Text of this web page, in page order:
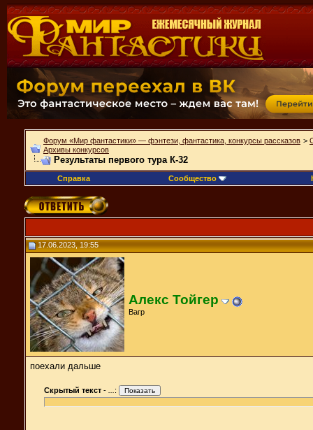
Форум «Мир фантастики» — фэнтези, фантастика, конкурсы рассказов >
Архивы конкурсов
Результаты первого тура К-32
Справка Сообщество
17.06.2023, 19:55
Алекс Тойгер
Вагр
поехали дальше
Скрытый текст - :